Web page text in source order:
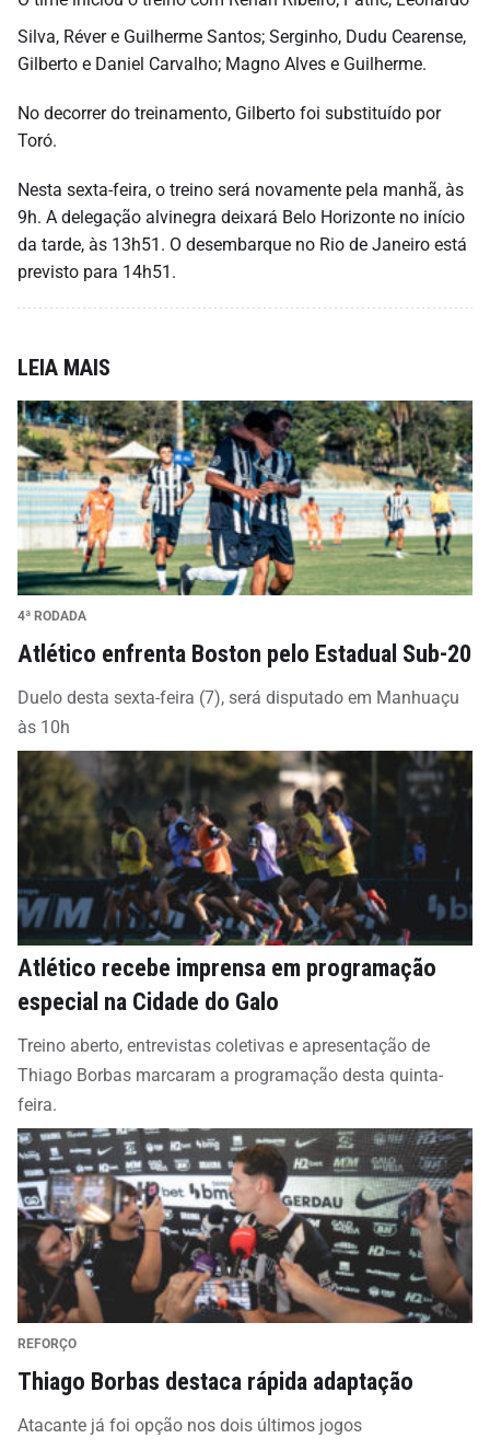
Silva, Réver e Guilherme Santos; Serginho, Dudu Cearense,
Gilberto e Daniel Carvalho; Magno Alves e Guilherme.
No decorrer do treinamento, Gilberto foi substituído por
Toró.
Nesta sexta-feira, o treino será novamente pela manhã, às
9h. A delegação alvinegra deixará Belo Horizonte no início
da tarde, às 13h51. O desembarque no Rio de Janeiro está
previsto para 14h51.
LEIA MAIS
4ª RODADA
Atlético enfrenta Boston pelo Estadual Sub-20
Duelo desta sexta-feira (7), será disputado em Manhuaçu
às 10h
Atlético recebe imprensa em programação
especial na Cidade do Galo
Treino aberto, entrevistas coletivas e apresentação de
Thiago Borbas marcaram a programação desta quinta-
feira.
REFORÇO
Thiago Borbas destaca rápida adaptação
Atacante já foi opção nos dois últimos jogos